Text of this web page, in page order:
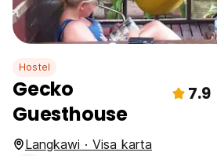
Hostel
Gecko
Guesthouse
7.9
Langkawi · Visa karta